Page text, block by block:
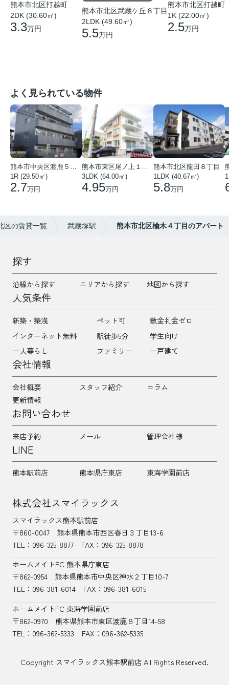
熊本市北区打越町
2DK (30.60㎡)
3.3万円
熊本市北区武蔵ケ丘８丁目
2LDK (49.60㎡)
5.5万円
熊本市北区打越町
1K (22.00㎡)
2.5万円
よく見られている物件
1R (29.50㎡)
2.7万円
3LDK (64.00㎡)
4.95万円
熊本市北区龍田８丁目
1LDK (40.67㎡)
5.8万円
区の賃貸一覧 武蔵塚駅 熊本市北区楡木４丁目のアパート
探す
沿線から探す エリアから探す 地図から探す
人気条件
新築・築浅 ペット可
敷金礼金ゼロ
インターネット無料
駅徒歩5分
学生向け
一人暮らし
ファミリー 一戸建て
会社情報
会社概要 スタッフ紹介
コラム
更新情報
お問い合わせ
来店予約 メール 管理会社様
LINE
熊本駅前店 熊本県庁東店 東海学園前店
株式会社スマイラックス
スマイラックス熊本駅前店
〒860-0047
熊本県熊本市西区春日３丁目13-6
TEL： 096-325-8877
FAX：096-325-8878
ホームメイトFC 熊本県庁東店
〒862-0954
熊本県熊本市中央区神水２丁目10-7
TEL：096-381-6014
FAX：096-381-6015
ホームメイトFC 東海学園前店
〒862-0970
熊本県熊本市東区渡鹿８丁目14-58
TEL： 096-362-5333 FAX：096-362-5335
Copyright スマイラックス熊本駅前店 All Rights Reserved.